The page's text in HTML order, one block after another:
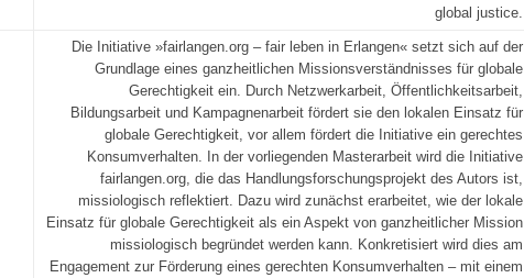
global justice.
Die Initiative »fairlangen.org – fair leben in Erlangen« setzt sich auf der
Grundlage eines ganzheitlichen Missionsverständnisses für globale
Gerechtigkeit ein. Durch Netzwerkarbeit, Öffentlichkeitsarbeit,
Bildungsarbeit und Kampagnenarbeit fördert sie den lokalen Einsatz für
globale Gerechtigkeit, vor allem fördert die Initiative ein gerechtes
Konsumverhalten. In der vorliegenden Masterarbeit wird die Initiative
fairlangen.org, die das Handlungsforschungsprojekt des Autors ist,
missiologisch reflektiert. Dazu wird zunächst erarbeitet, wie der lokale
Einsatz für globale Gerechtigkeit als ein Aspekt von ganzheitlicher Mission
missiologisch begründet werden kann. Konkretisiert wird dies am
Engagement zur Förderung eines gerechten Konsumverhalten – mit einem